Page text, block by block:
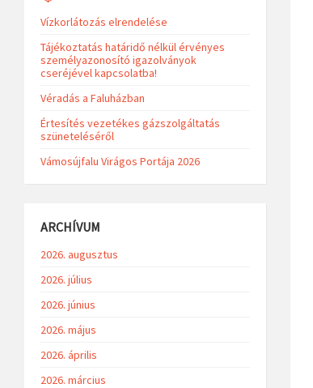
Vízkorlátozás elrendelése
Tájékoztatás határidő nélkül érvényes
személyazonosító igazolványok
cseréjével kapcsolatba!
Véradás a Faluházban
Értesítés vezetékes gázszolgáltatás
szüneteléséről
Vámosújfalu Virágos Portája 2026
ARCHÍVUM
2026. augusztus
2026. július
2026. június
2026. május
2026. április
2026. március